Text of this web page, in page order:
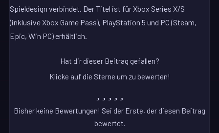
Spieldesign verbindet. Der Titel ist für Xbox Series X/S
(inklusive Xbox Game Pass), PlayStation 5 und PC (Steam,
Epic, Win PC) erhältlich.
Hat dir dieser Beitrag gefallen?
Klicke auf die Sterne um zu bewerten!
Bisher keine Bewertungen! Sei der Erste, der diesen Beitrag
bewertet.